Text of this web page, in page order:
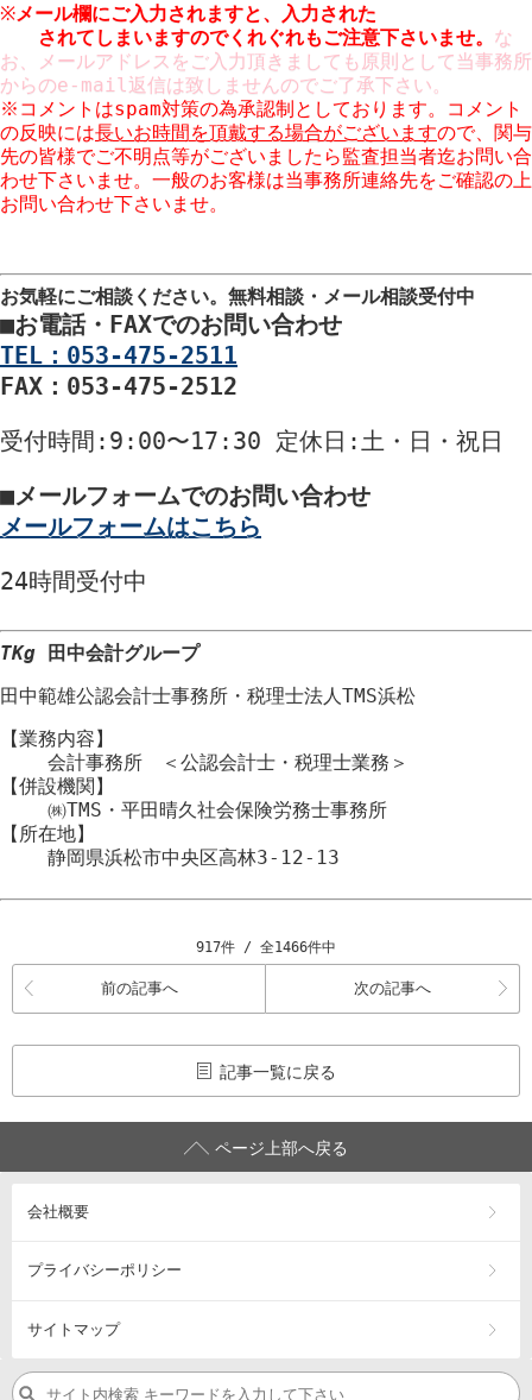
※メール欄にご入力されますと、入力された
されてしまいますのでくれぐれもご注意下さいませ。 な
お、メールアドレスをご入力頂きましても原則として当事務所
からのe-mail返信は致しませんのでご了承下さい。
※コメントはspam対策の為承認制としております。コメント
の反映には長いお時間を頂戴する場合がございますので、関与
先の皆様でご不明点等がございましたら監査担当者迄お問い合
わせ下さいませ。一般のお客様は当事務所連絡先をご確認の上
お問い合わせ下さいませ。
お気軽にご相談ください。 無料相談・メール相談受付中
■お電話・FAXでのお問い合わせ
TEL：053-475-2511
FAX：053-475-2512
受付時間 :9:00〜17:30 定休日 :土・日・祝日
■メールフォームでのお問い合わせ
メールフォームはこちら
24時間受付中
TKg 田中会計グループ
田中範雄公認会計士事務所 ・ 税理士法人TMS浜松
【業務内容】
会計事務所 ＜公認会計士・税理士業務＞
【併設機関】
㈱TMS・平田晴久社会保険労務士事務所
【所在地】
静岡県浜松市中央区高林3-12-13
917件 / 全1466件中
前の記事へ 次の記事へ
記事一覧に戻る
ページ上部へ戻る
会社概要
プライバシーポリシー
サイトマップ